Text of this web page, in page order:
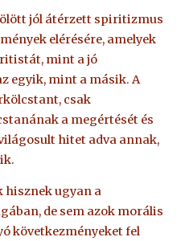
jól átérzett spiritizmus
elérésére, amelyek
mint a jó
egyik, mint a másik. A
csak
a megértését és
hitet adva annak,
hisznek ugyan a
de sem azok morális
következményeket fel